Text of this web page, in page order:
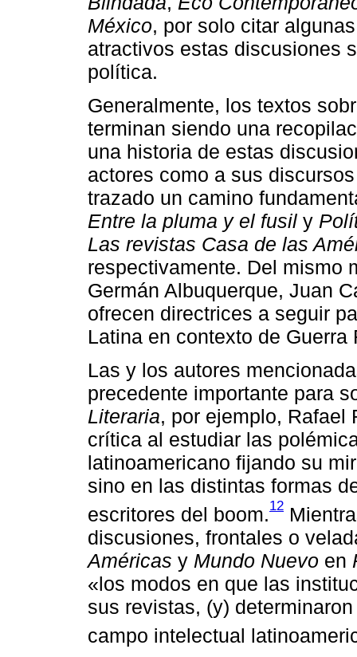
México, por solo citar
atractivos estas discusiones
política.
Generalmente, los textos
terminan siendo una
una historia de estas
actores como a sus
trazado un camino
Entre la pluma y el fusil y
Las revistas Casa de las
respectivamente. Del mismo
Germán Albuquerque, Juan
ofrecen directrices a seguir
Latina en contexto de Guerra
Las y los autores
precedente importante para
Literaria, por ejemplo, Rafael
crítica al estudiar las
latinoamericano fijando su
sino en las distintas formas
escritores del boom.12
discusiones, frontales o
Américas y Mundo Nuevo en
«los modos en que las
sus revistas, (y)
campo intelectual